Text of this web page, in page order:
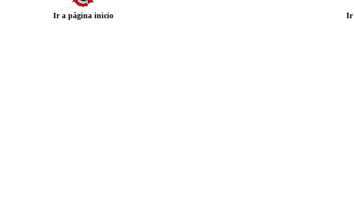
Ir a página inicio Ir